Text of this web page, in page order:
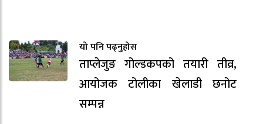
यो पनि पढ्नुहोस
ताप्लेजुङ गोल्डकपको तयारी तीव्र,
आयोजक टोलीका खेलाडी छनोट
सम्पन्न